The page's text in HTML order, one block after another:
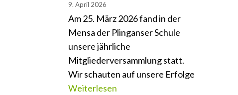
9. April 2026
Am 25. März 2026 fand in der
Mensa der Plinganser Schule
unsere jährliche
Mitgliederversammlung statt.
Wir schauten auf unsere Erfolge
Weiterlesen